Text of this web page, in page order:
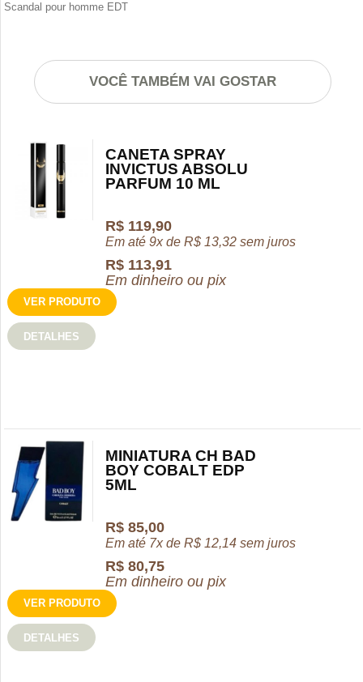
Scandal pour homme EDT
VOCÊ TAMBÉM VAI GOSTAR
CANETA SPRAY
INVICTUS ABSOLU
PARFUM 10 ML
R$ 119,90
Em até 9x deR$ 13,32 sem juros
R$ 113,91
Em dinheiro ou pix
VER PRODUTO
DETALHES
MINIATURA CH BAD
BOY COBALT EDP
5ML
R$ 85,00
Em até 7x deR$ 12,14 sem juros
R$ 80,75
Em dinheiro ou pix
VER PRODUTO
DETALHES